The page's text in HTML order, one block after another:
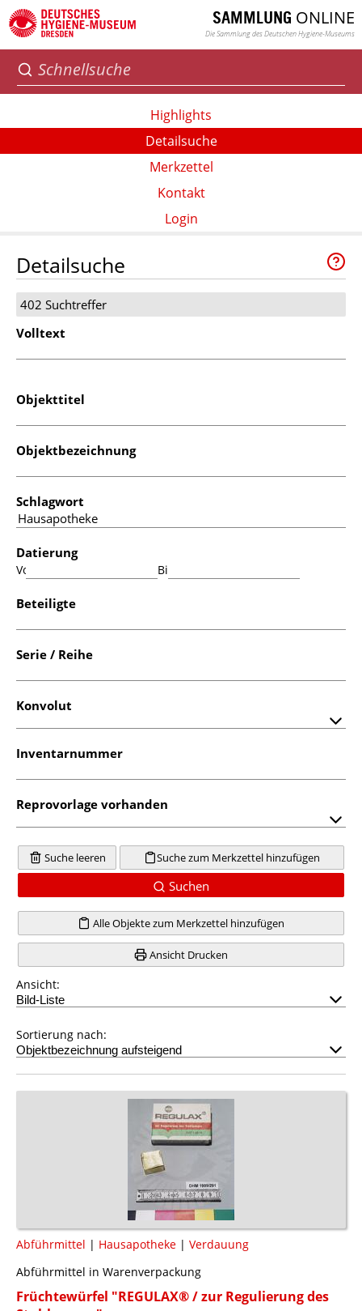
SAMMLUNG ONLINE
Die Sammlung des Deutschen Hygiene-Museums
Highlights
Detailsuche
Merkzettel
Kontakt
Login
Detailsuche
402 Suchtreffer
Volltext
Objekttitel
Objektbezeichnung
Schlagwort
Datierung
Von: Bis:
Beteiligte
Serie / Reihe
Konvolut
Inventarnummer
Reprovorlage vorhanden
Suche leeren Suche zum Merkzettel hinzufügen
Suchen
Alle Objekte zum Merkzettel hinzufügen
Ansicht Drucken
Ansicht:
Sortierung nach:
Abführmittel | Hausapotheke | Verdauung
Abführmittel in Warenverpackung
Früchtewürfel "REGULAX® / zur Regulierung des